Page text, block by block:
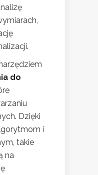
do
Dzięki
i
takie
na